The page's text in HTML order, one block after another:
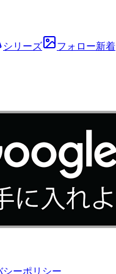
シリーズ フォロー新着
シーポリシー